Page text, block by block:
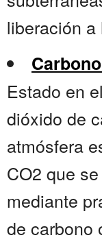
liberación a
Estado en
dióxido de
atmósfera
CO2 que
mediante
de carbono